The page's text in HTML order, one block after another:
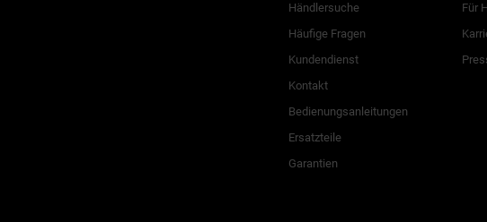
Händlersuche
Häufige Fragen
Kundendienst
Kontakt
Bedienungsanleitungen
Ersatzteile
Garantien
Für